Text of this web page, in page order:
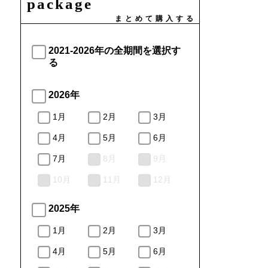
package
まとめて購入する
2021-2026年の全期間を選択す
る
2026年
1月 2月 3月
4月 5月 6月
7月 8月 9月
10月 11月 12月
2025年
1月 2月 3月
4月 5月 6月